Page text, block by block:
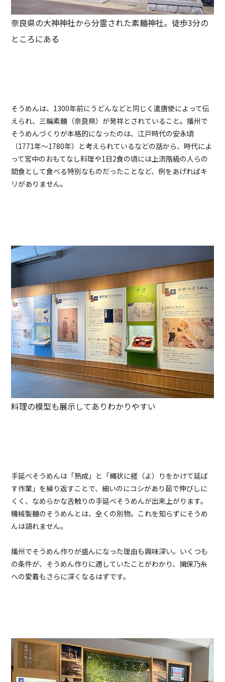
奈良県の大神神社から分霊された素麺神社。徒歩3分の
ところにある
そうめんは、1300年前にうどんなどと同じく遣唐使によって伝
えられ、三輪素麺（奈良県）が発祥とされていること。播州で
そうめんづくりが本格的になったのは、江戸時代の安永頃
（1771年〜1780年）と考えられているなどの話から、時代によ
って宮中のおもてなし料理や1日2食の頃には上流階級の人らの
間食として食べる特別なものだったことなど、例をあげればキ
リがありません。
料理の模型も展示してありわかりやすい
手延べそうめんは「熟成」と「縄状に縒（よ）りをかけて延ば
す作業」を繰り返すことで、細いのにコシがあり茹で伸びしに
くく、なめらかな舌触りの手延べそうめんが出来上がります。
機械製麺のそうめんとは、全くの別物。これを知らずにそうめ
んは語れません。
播州でそうめん作りが盛んになった理由も興味深い。いくつも
の条件が、そうめん作りに適していたことがわかり、揖保乃糸
への愛着もさらに深くなるはずです。